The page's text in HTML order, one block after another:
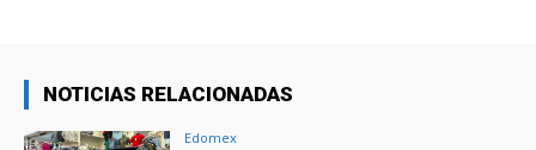
NOTICIAS RELACIONADAS
Edomex